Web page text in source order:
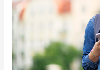
Unicamp
2024
acontece
no
próximo